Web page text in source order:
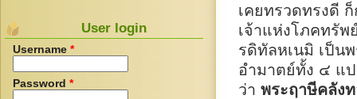
User login
Username *
Password *
เคยทรวดทรงดี
เจ้าแห่งโภคทรัพ
รดิทัลหเนมิ เป็น
อำมาตย์ทั้ง ๔ แ
ว่า พระฤาษีคลัง